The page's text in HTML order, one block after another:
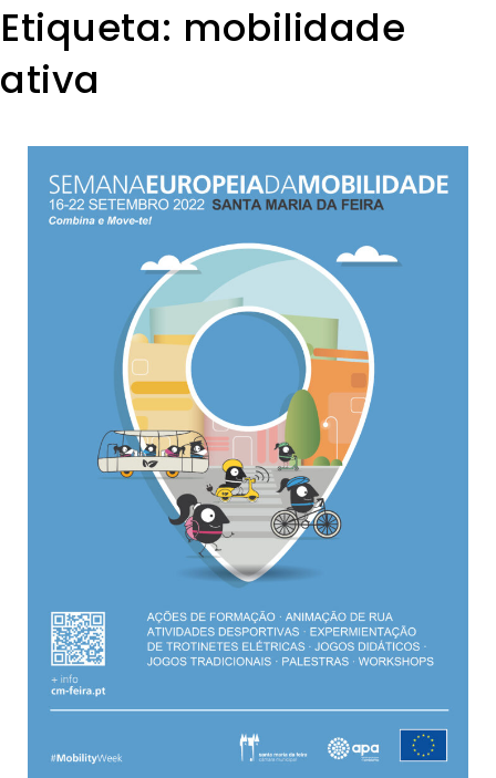
Etiqueta: mobilidade
ativa